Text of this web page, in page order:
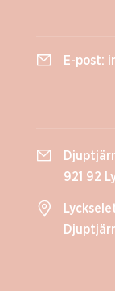
E-post:
921 92